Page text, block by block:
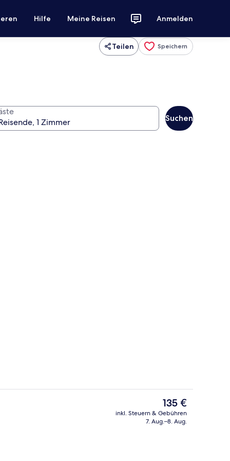
Hilfe Meine Reisen Anmelden
Teilen Speichern
Suchen
Der
aktuelle
Preis
135 €
inkl. Steuern & Gebühren
7. Aug.–8. Aug.